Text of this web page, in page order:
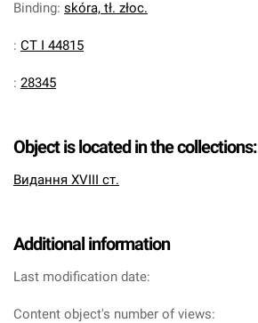
Binding: skóra, tł. złoc.
: CT I 44815
: 28345
Object is located in the collections:
Видання XVIII ст.
Additional information
Last modification date:
Content object's number of views: